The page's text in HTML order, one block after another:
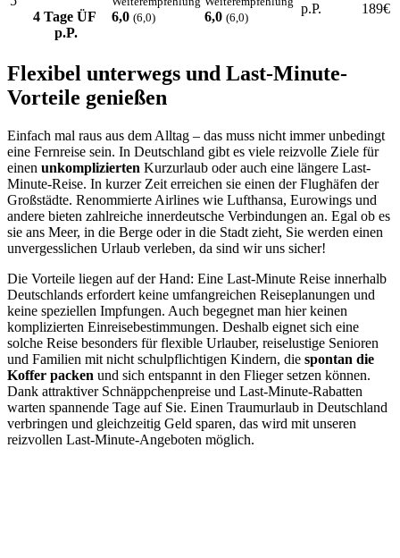
4 Tage ÜF
p.P.
6,0 (6,0) 6,0 (6,0)
p.P.
189€
Flexibel unterwegs und Last-Minute-
Vorteile genießen
Einfach mal raus aus dem Alltag – das muss nicht immer unbedingt
eine Fernreise sein. In Deutschland gibt es viele reizvolle Ziele für
einen unkomplizierten Kurzurlaub oder auch eine längere Last-
Minute-Reise. In kurzer Zeit erreichen sie einen der Flughäfen der
Großstädte. Renommierte Airlines wie Lufthansa, Eurowings und
andere bieten zahlreiche innerdeutsche Verbindungen an. Egal ob es
sie ans Meer, in die Berge oder in die Stadt zieht, Sie werden einen
unvergesslichen Urlaub verleben, da sind wir uns sicher!
Die Vorteile liegen auf der Hand: Eine Last-Minute Reise innerhalb
Deutschlands erfordert keine umfangreichen Reiseplanungen und
keine speziellen Impfungen. Auch begegnet man hier keinen
komplizierten Einreisebestimmungen. Deshalb eignet sich eine
solche Reise besonders für flexible Urlauber, reiselustige Senioren
und Familien mit nicht schulpflichtigen Kindern, die spontan die
Koffer packen und sich entspannt in den Flieger setzen können.
Dank attraktiver Schnäppchenpreise und Last-Minute-Rabatten
warten spannende Tage auf Sie. Einen Traumurlaub in Deutschland
verbringen und gleichzeitig Geld sparen, das wird mit unseren
reizvollen Last-Minute-Angeboten möglich.